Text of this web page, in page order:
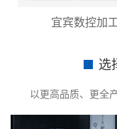
宜宾数控加
选
以更高品质、更全